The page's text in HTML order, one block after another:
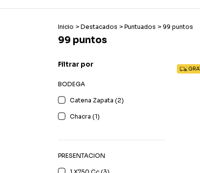
Inicio > Destacados > Puntuados > 99 puntos
99 puntos
Filtrar por
BODEGA
Catena Zapata (2)
Chacra (1)
PRESENTACION